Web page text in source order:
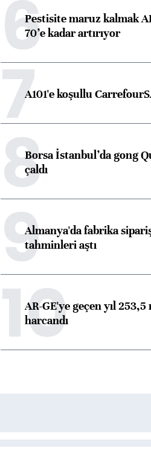
6Pestisite maruz kalmak
70’e kadar artırıyor
7A101'e koşullu
8Borsa İstanbul’da gong
çaldı
9Almanya'da fabrika
tahminleri aştı
10
AR-GE'ye geçen yıl
harcandı